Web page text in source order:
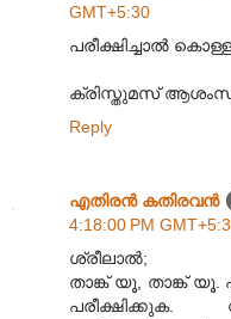
GMT+5:30
പരീക്ഷിച്ചാല്‍‌
ക്രിസ്തുമസ്
Reply
എതിരന്‍ കതിരവന്‍
4:18:00 PM
ശ്രീലാല്‍;
താങ്ക് യൂ, താങ്ക് യൂ.
പരീക്ഷിക്കുക.